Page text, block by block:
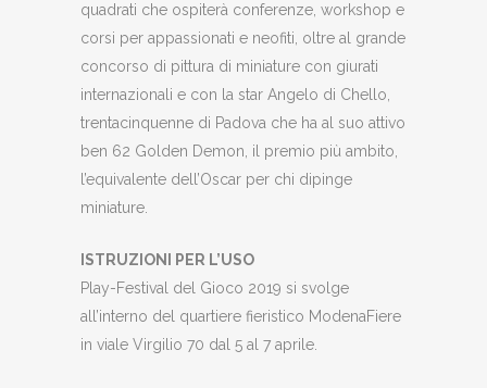
quadrati che ospiterà conferenze, workshop e
corsi per appassionati e neofiti, oltre al grande
concorso di pittura di miniature con giurati
internazionali e con la star Angelo di Chello,
trentacinquenne di Padova che ha al suo attivo
ben 62 Golden Demon, il premio più ambito,
l’equivalente dell’Oscar per chi dipinge
miniature.
ISTRUZIONI PER L’USO
Play-Festival del Gioco 2019 si svolge
all’interno del quartiere fieristico ModenaFiere
in viale Virgilio 70 dal 5 al 7 aprile.